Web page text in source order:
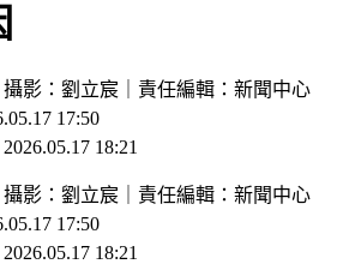
影：劉立宸｜責任編輯：新聞中心
17:50
18:21
攝影 ： 劉立宸 責任編輯 ： 新聞中心
17:50
2026.05.17 18:21